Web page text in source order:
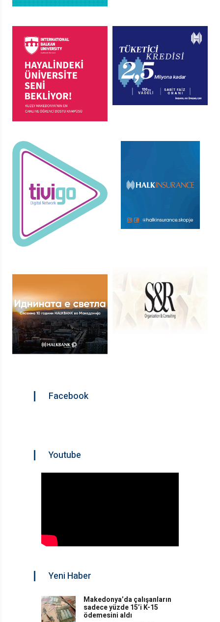
Facebook
Youtube
Yeni Haber
Makedonya’da çalışanların
sadece yüzde 15’i K-15
ödemesini aldı